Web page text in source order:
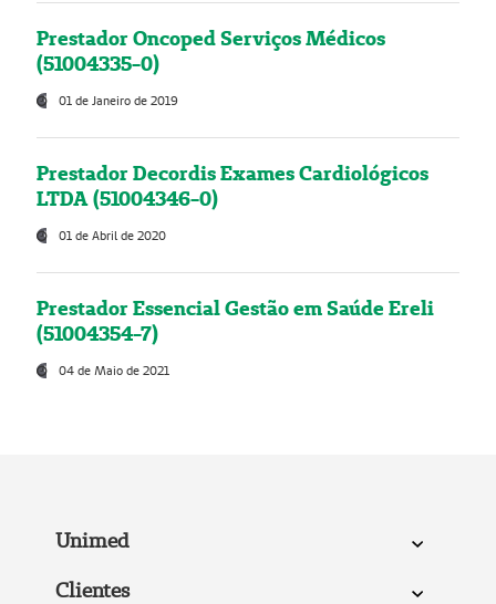
Prestador Oncoped Serviços Médicos
(51004335-0)
01 de Janeiro de 2019
Prestador Decordis Exames Cardiológicos
LTDA (51004346-0)
01 de Abril de 2020
Prestador Essencial Gestão em Saúde Ereli
(51004354-7)
04 de Maio de 2021
Unimed
Clientes